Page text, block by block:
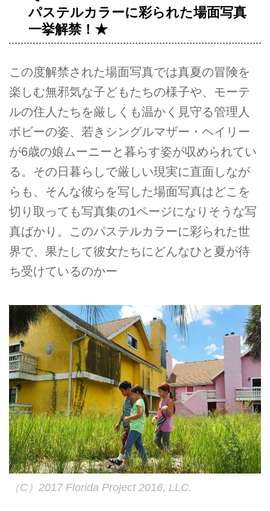
パステルカラーに彩られた場面写真
一挙解禁！★
この度解禁された場面写真では真夏の冒険を
楽しむ無邪気な子どもたちの様子や、モーテ
ルの住人たちを厳しくも温かく見守る管理人
ボビーの姿、若きシングルマザー・ヘイリー
が6歳の娘ムーニーと暮らす姿が収められてい
る。その日暮らしで厳しい現実に直面しなが
らも、そんな彼らを写した場面写真はどこを
切り取っても写真集の1ページになりそうな写
真ばかり。このパステルカラーに彩られた世
界で、果たして彼女たちにどんなひと夏が待
ち受けているのかー
（C）2017 Florida Project 2016, LLC.